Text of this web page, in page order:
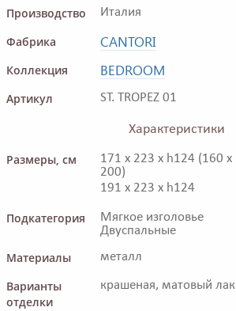
Производство
Италия
Фабрика CANTORI
Коллекция BEDROOM
Артикул ST. TROPEZ 01
Характеристики
Размеры, см
171 x 223 x h124 (160 x
200)
191 x 223 x h124
Подкатегория
Мягкое изголовье
Двуспальные
Материалы металл
Варианты
отделки
крашеная, матовый лак